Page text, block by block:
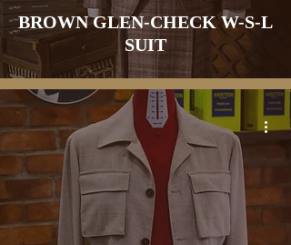
BROWN GLEN-CHECK W-S-L
SUIT